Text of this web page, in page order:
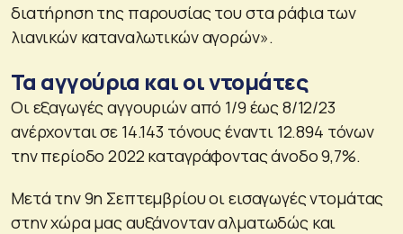
διατήρηση της παρουσίας του στα ράφια των
λιανικών καταναλωτικών αγορών».
Τα αγγούρια και οι ντομάτες
Οι εξαγωγές αγγουριών από 1/9 έως 8/12/23
ανέρχονται σε 14.143 τόνους έναντι 12.894 τόνων
την περίοδο 2022 καταγράφοντας άνοδο 9,7%.
Μετά την 9η Σεπτεμβρίου οι εισαγωγές ντομάτας
στην χώρα μας αυξάνονταν αλματωδώς και